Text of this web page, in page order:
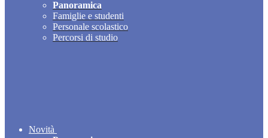
Panoramica
Famiglie e studenti
Personale scolastico
Percorsi di studio
Novità